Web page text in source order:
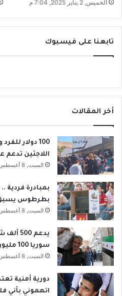
ن
ت
م
ل
ع
ل
خ
د
م
ي
ة
الخميس, 2 يناير 2025, 7:04 م
تابعنا على فيسبوك
أخر المقالات
اللاجئين تدعم
السبت, 8 أغسطس 2026, 1:19 م
بطرطوس يسبق
السبت, 8 أغسطس 2026, 11:54 ص
يدعم
سوريا 100 مليون دولار لتحديث قطاعها المالي
السبت, 8 أغسطس 2026, 11:02 ص
دورية أمنية
اتهموني بأني